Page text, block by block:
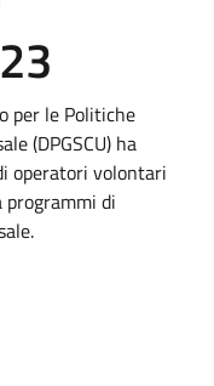
per le Politiche
(DPGSCU) ha
operatori volontari
di